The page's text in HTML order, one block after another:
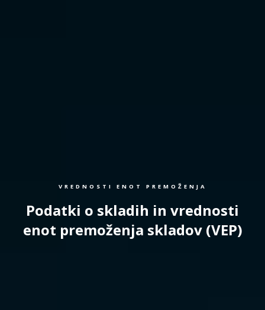
VREDNOSTI ENOT PREMOŽENJA
Podatki o skladih in vrednosti
enot premoženja skladov (VEP)